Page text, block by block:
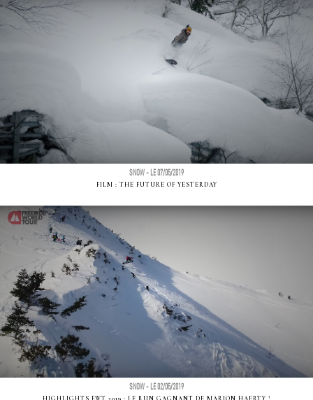
SNOW - LE 07/05/2019
FILM : THE FUTURE OF YESTERDAY
SNOW - LE 02/05/2019